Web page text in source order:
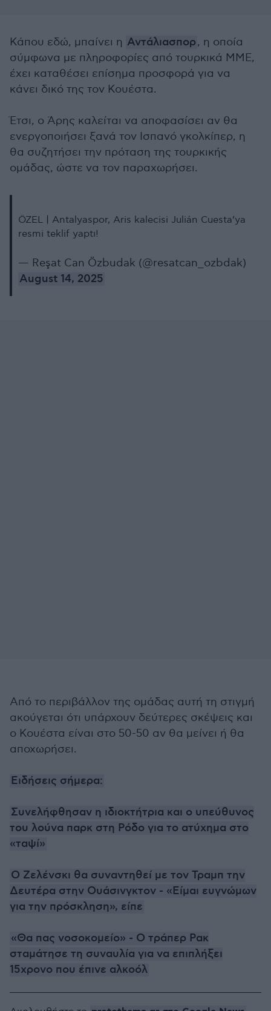
Κάπου εδώ, μπαίνει η Αντάλιασπορ, η οποία
σύμφωνα με πληροφορίες από τουρκικά ΜΜΕ,
έχει καταθέσει επίσημα προσφορά για να
κάνει δικό της τον Κουέστα.
Έτσι, ο Άρης καλείται να αποφασίσει αν θα
ενεργοποιήσει ξανά τον Ισπανό γκολκίπερ, η
θα συζητήσει την πρόταση της τουρκικής
ομάδας, ώστε να τον παραχωρήσει.
ÖZEL | Antalyaspor, Aris kalecisi Julián Cuesta’ya
resmi teklif yaptı!
— Reşat Can Özbudak (@resatcan_ozbdak)
August 14, 2025
Από το περιβάλλον της ομάδας αυτή τη στιγμή
ακούγεται ότι υπάρχουν δεύτερες σκέψεις και
ο Κουέστα είναι στο 50-50 αν θα μείνει ή θα
αποχωρήσει.
Ειδήσεις σήμερα:
Συνελήφθησαν η ιδιοκτήτρια και ο υπεύθυνος
του λούνα παρκ στη Ρόδο για το ατύχημα στο
«ταψί»
Ο Ζελένσκι θα συναντηθεί με τον Τραμπ την
Δευτέρα στην Ουάσινγκτον - «Είμαι ευγνώμων
για την πρόσκληση», είπε
«Θα πας νοσοκομείο» - Ο τράπερ Ρακ
σταμάτησε τη συναυλία για να επιπλήξει
15χρονο που έπινε αλκοόλ